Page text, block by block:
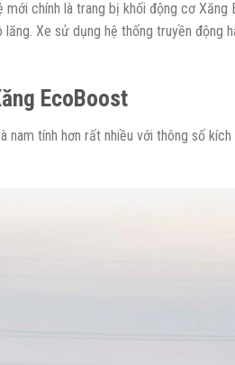
mới chính là trang bị khối động cơ
Xe sử dụng hệ thống truyền động
EcoBoost
nam tính hơn rất nhiều với thông số